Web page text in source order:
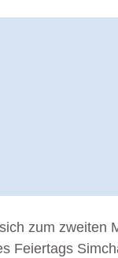
zum zweiten
Feiertags